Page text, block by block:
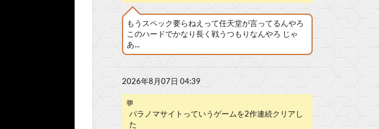
もうスペック要らねえって任天堂が言ってるんやろ
このハードでかなり長く戦うつもりなんやろ じゃ
あ...
2026年8月07日 04:39
💬
パラノマサイトっていうゲームを2作連続クリアし
た